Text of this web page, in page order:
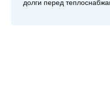
долги перед